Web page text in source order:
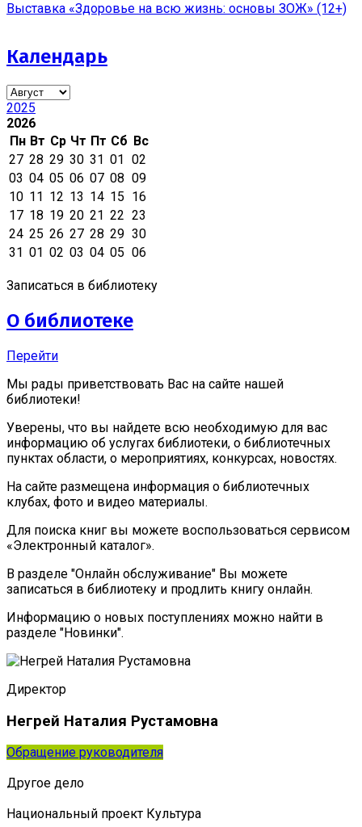
Выставка «Здоровье на всю жизнь: основы ЗОЖ» (12+)
Календарь
2025
2026
Пн Вт Ср Чт Пт Сб Вс
27 28 29 30 31 01 02
03 04 05 06 07 08 09
10 11 12 13 14 15 16
17 18 19 20 21 22 23
24 25 26 27 28 29 30
31 01 02 03 04 05 06
Записаться в библиотеку
О библиотеке
Перейти
Мы рады приветствовать Вас на сайте нашей
библиотеки!
Уверены, что вы найдете всю необходимую для вас
информацию об услугах библиотеки, о библиотечных
пунктах области, о мероприятиях, конкурсах, новостях.
На сайте размещена информация о библиотечных
клубах, фото и видео материалы.
Для поиска книг вы можете воспользоваться сервисом
«Электронный каталог».
В разделе "Онлайн обслуживание" Вы можете
записаться в библиотеку и продлить книгу онлайн.
Информацию о новых поступлениях можно найти в
разделе "Новинки".
Директор
Негрей Наталия Рустамовна
Обращение руководителя
Другое дело
Национальный проект Культура